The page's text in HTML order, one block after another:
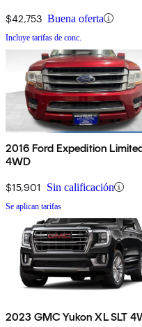
$42,753 Buena oferta
Incluye tarifas de conc.
2016 Ford Expedition
4WD
$15,901 Sin calificación
Se aplican tarifas
2023 GMC Yukon XL SLT